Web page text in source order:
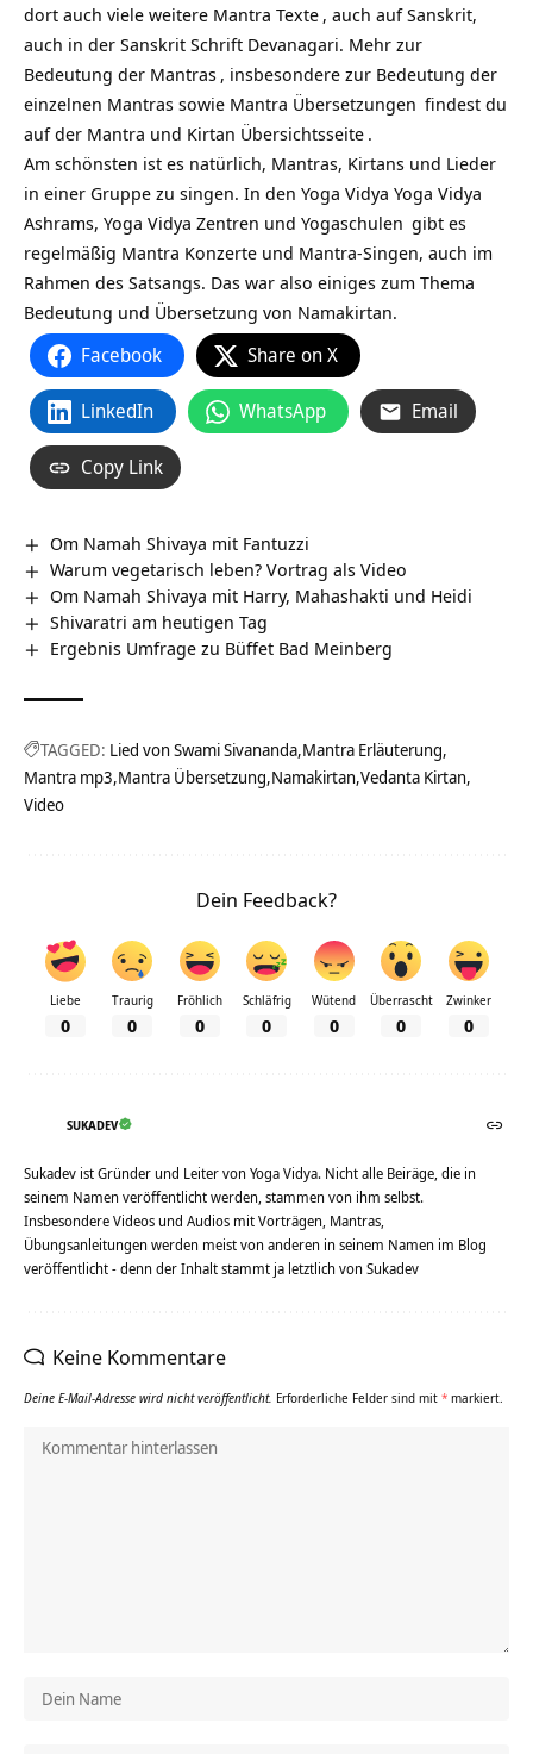
dort auch viele weitere Mantra Texte , auch auf Sanskrit,
auch in der Sanskrit Schrift Devanagari. Mehr zur
Bedeutung der Mantras , insbesondere zur Bedeutung der
einzelnen Mantras sowie Mantra Übersetzungen findest du
aufder Mantra und Kirtan Übersichtsseite .
Am schönsten ist es natürlich, Mantras, Kirtans und Lieder
in einer Gruppe zu singen. In den Yoga Vidya Yoga Vidya
Ashrams, Yoga Vidya Zentren und Yogaschulen gibt es
regelmäßig Mantra Konzerte und Mantra-Singen, auch im
Rahmen des Satsangs. Das war also einiges zum Thema
Bedeutung und Übersetzung von Namakirtan.
Facebook Share on X
LinkedIn WhatsApp Email
Copy Link
Om Namah Shivaya mit Fantuzzi
Warum vegetarisch leben? Vortrag als Video
Om Namah Shivaya mit Harry, Mahashakti und Heidi
Shivaratri am heutigen Tag
Ergebnis Umfrage zu Büffet Bad Meinberg
TAGGED: Lied von Swami Sivananda Mantra Erläuterung
Mantra mp3 Mantra Übersetzung Namakirtan Vedanta Kirtan
Video
Dein Feedback?
Liebe
0
Traurig
0
Fröhlich
0
Schläfrig
0
Wütend
0
Überrascht
0
Zwinker
0
SUKADEV
Sukadev ist Gründer und Leiter von Yoga Vidya. Nicht alle Beiräge, die in
seinem Namen veröffentlicht werden, stammen von ihm selbst.
Insbesondere Videos und Audios mit Vorträgen, Mantras,
Übungsanleitungen werden meist von anderen in seinem Namen im Blog
veröffentlicht - denn der Inhalt stammt ja letztlich von Sukadev
Keine Kommentare
Deine E-Mail-Adresse wird nicht veröffentlicht. Erforderliche Felder sind mit * markiert.